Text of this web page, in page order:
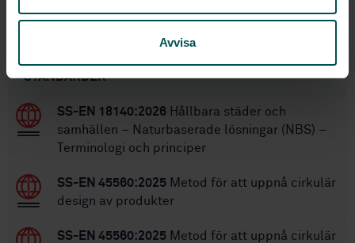
Avvisa
STANDARDER
SS-EN 18140:2026 Hållbara städer och
samhällen – Naturbaserade lösningar (NBS) –
Terminologi och principer
SS-EN 45560:2025 Metod för att uppnå cirkulär
design av produkter
SS-EN 45560:2025 Metod för att uppnå cirkulär